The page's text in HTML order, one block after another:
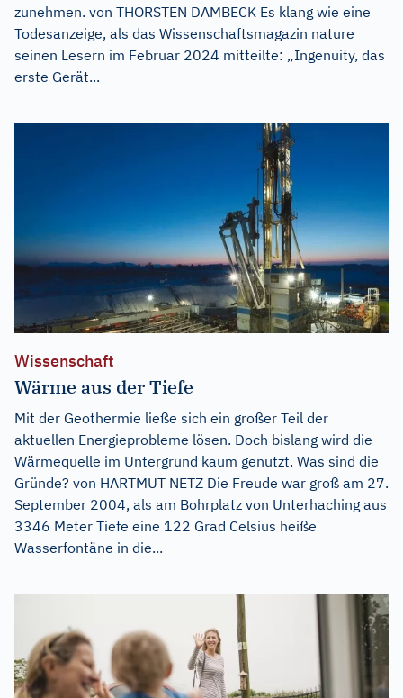
zunehmen. von THORSTEN DAMBECK Es klang wie eine
Todesanzeige, als das Wissenschaftsmagazin nature
seinen Lesern im Februar 2024 mitteilte: „Ingenuity, das
erste Gerät...
Wissenschaft
Wärme aus der Tiefe
Mit der Geothermie ließe sich ein großer Teil der
aktuellen Energieprobleme lösen. Doch bislang wird die
Wärmequelle im Untergrund kaum genutzt. Was sind die
Gründe? von HARTMUT NETZ Die Freude war groß am 27.
September 2004, als am Bohrplatz von Unterhaching aus
3346 Meter Tiefe eine 122 Grad Celsius heiße
Wasserfontäne in die...